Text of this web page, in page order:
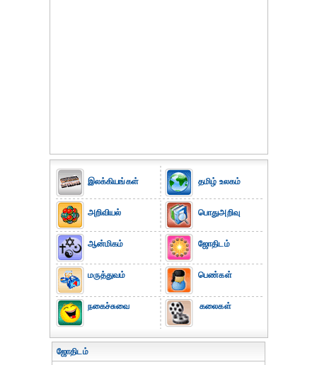
இலக்கியங்கள்
அறிவியல்
ஆன்மிகம்
மருத்துவம்
நகைச்சுவை
தமிழ் உலகம்
பொதுஅறிவு
ஜோதிடம்
பெண்கள்
கலைகள்
ஜோதிடம்